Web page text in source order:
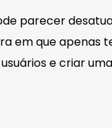
parecer
em que apenas
e criar